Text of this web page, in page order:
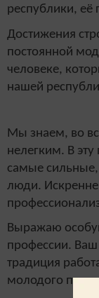
республики, её
Достижения
постоянной
человеке,
нашей
Мы знаем, во
нелегким. В
самые
люди.
Выражаю
профессии. Ваш
традиция
молодого